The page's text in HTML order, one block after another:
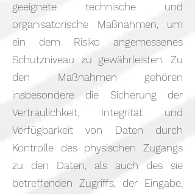
geeignete technische und
organisatorische Maßnahmen, um
ein dem Risiko angemessenes
Schutzniveau zu gewährleisten. Zu
den Maßnahmen gehören
insbesondere die Sicherung der
Vertraulichkeit, Integrität und
Verfügbarkeit von Daten durch
Kontrolle des physischen Zugangs
zu den Daten, als auch des sie
betreffenden Zugriffs, der Eingabe,